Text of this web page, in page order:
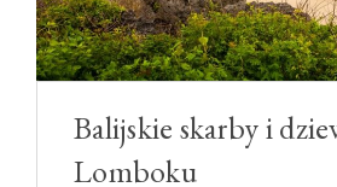
Balijskie skarby i
Lomboku